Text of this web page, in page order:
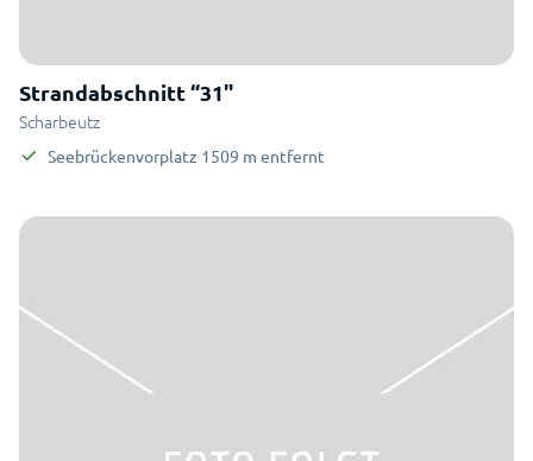
Strandabschnitt “31"
Scharbeutz
Seebrückenvorplatz 1509 m entfernt